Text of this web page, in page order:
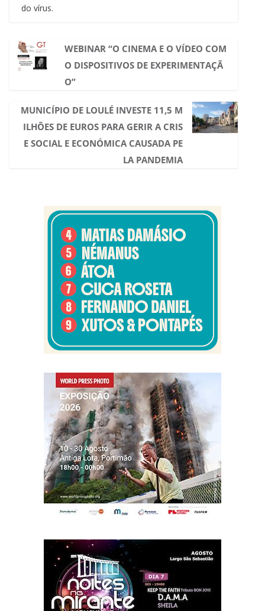
do vírus.
WEBINAR “O CINEMA E O VÍDEO COM
O DISPOSITIVOS DE EXPERIMENTAÇÃ
O”
MUNICÍPIO DE LOULÉ INVESTE 11,5 M
ILHÕES DE EUROS PARA GERIR A CRIS
E SOCIAL E ECONÓMICA CAUSADA PE
LA PANDEMIA